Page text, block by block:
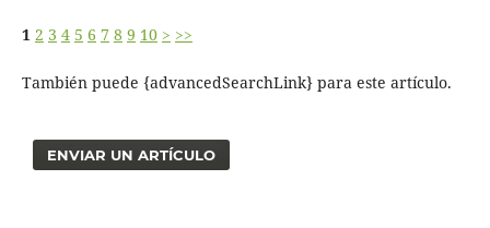
1 2 3 4 5 6 7 8 9 10 > >>
También puede {advancedSearchLink} para este artículo.
ENVIAR UN ARTÍCULO